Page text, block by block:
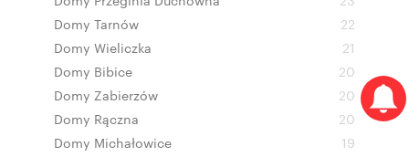
Domy Tarnów
22
Domy Wieliczka
21
Domy Bibice
20
Domy Zabierzów
20
Domy Rączna
20
Domy Michałowice
19